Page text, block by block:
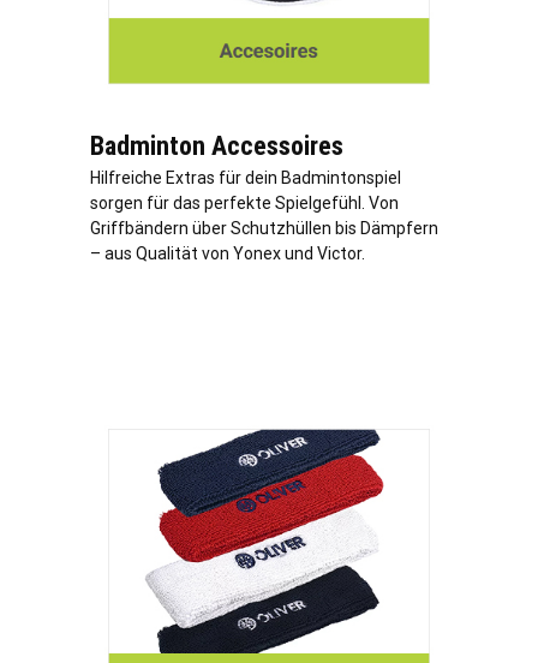
Badminton Accessoires
Hilfreiche Extras für dein Badmintonspiel
sorgen für das perfekte Spielgefühl. Von
Griffbändern über Schutzhüllen bis Dämpfern
– aus Qualität von Yonex und Victor.